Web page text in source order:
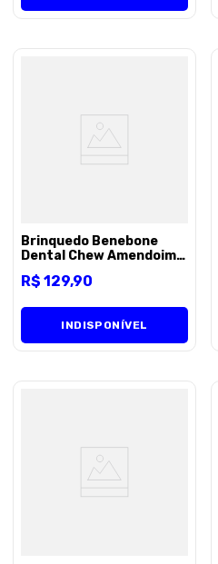
Brinquedo Benebone
Dental Chew Amendoim -
R$ 129,90
INDISPONÍVEL